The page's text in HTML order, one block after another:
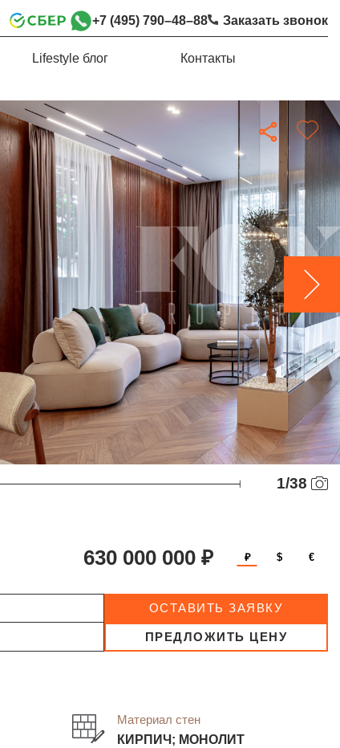
+7 (495) 790–48–88 Заказать звонок
Lifestyle блог Контакты
1/38
630 000 000 ₽ ₽ $ €
ОСТАВИТЬ ЗАЯВКУ
ПРЕДЛОЖИТЬ ЦЕНУ
Материал стен
КИРПИЧ; МОНОЛИТ